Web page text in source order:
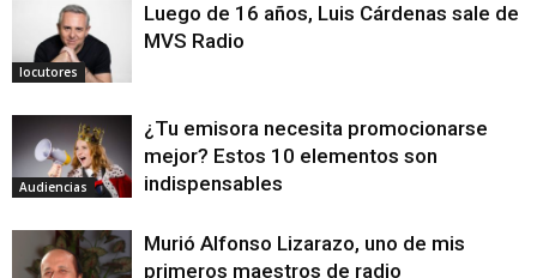
locutores
Luego de 16 años, Luis Cárdenas sale de
MVS Radio
Audiencias
¿Tu emisora necesita promocionarse
mejor? Estos 10 elementos son
indispensables
Murió Alfonso Lizarazo, uno de mis
primeros maestros de radio